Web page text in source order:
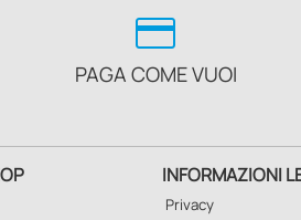
credit_card
PAGA COME VUOI
INFORMAZIONI
Privacy